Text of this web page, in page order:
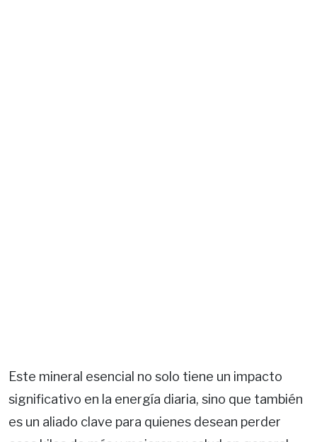
Este mineral esencial no solo tiene un impacto
significativo en la energía diaria, sino que también
es un aliado clave para quienes desean perder